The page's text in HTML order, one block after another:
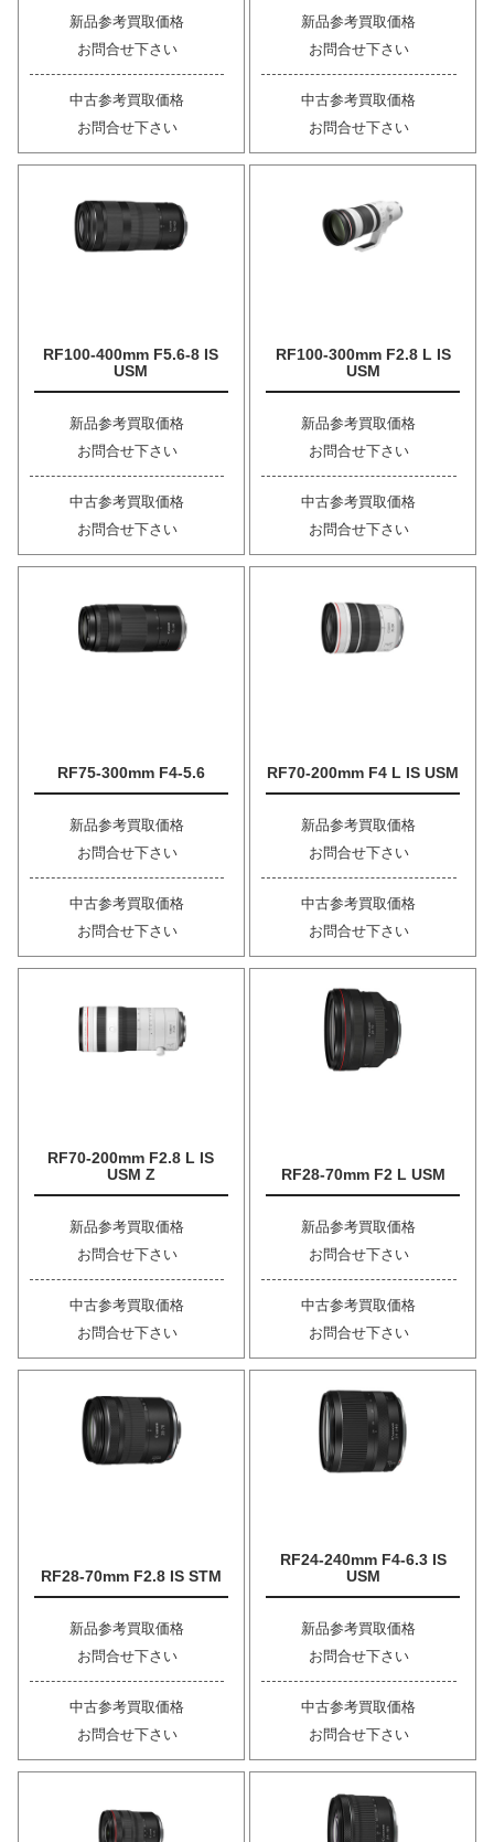
新品参考買取価格
お問合せ下さい
中古参考買取価格
お問合せ下さい
新品参考買取価格
お問合せ下さい
中古参考買取価格
お問合せ下さい
RF100-400mm F5.6-8 IS
USM
新品参考買取価格
お問合せ下さい
中古参考買取価格
お問合せ下さい
RF100-300mm F2.8 L IS
USM
新品参考買取価格
お問合せ下さい
中古参考買取価格
お問合せ下さい
RF75-300mm F4-5.6
新品参考買取価格
お問合せ下さい
中古参考買取価格
お問合せ下さい
RF70-200mm F4 L IS USM
新品参考買取価格
お問合せ下さい
中古参考買取価格
お問合せ下さい
RF70-200mm F2.8 L IS
USM Z
新品参考買取価格
お問合せ下さい
中古参考買取価格
お問合せ下さい
RF28-70mm F2 L USM
新品参考買取価格
お問合せ下さい
中古参考買取価格
お問合せ下さい
RF28-70mm F2.8 IS STM
新品参考買取価格
お問合せ下さい
中古参考買取価格
お問合せ下さい
RF24-240mm F4-6.3 IS
USM
新品参考買取価格
お問合せ下さい
中古参考買取価格
お問合せ下さい